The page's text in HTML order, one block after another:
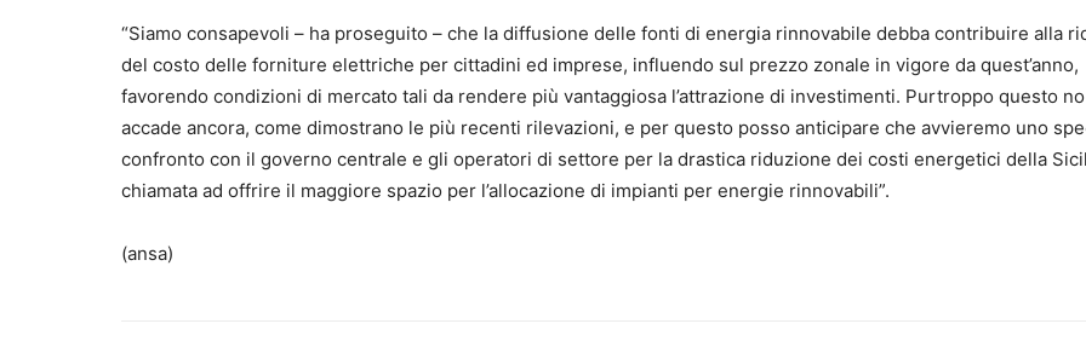
“Siamo consapevoli – ha proseguito – che la diffusione delle fonti di energia rinnovabile debba contribuire alla
del costo delle forniture elettriche per cittadini ed imprese, influendo sul prezzo zonale in vigore da quest’anno,
favorendo condizioni di mercato tali da rendere più vantaggiosa l’attrazione di investimenti. Purtroppo questo
accade ancora, come dimostrano le più recenti rilevazioni, e per questo posso anticipare che avvieremo uno
confronto con il governo centrale e gli operatori di settore per la drastica riduzione dei costi energetici della
chiamata ad offrire il maggiore spazio per l’allocazione di impianti per energie rinnovabili”.
(ansa)